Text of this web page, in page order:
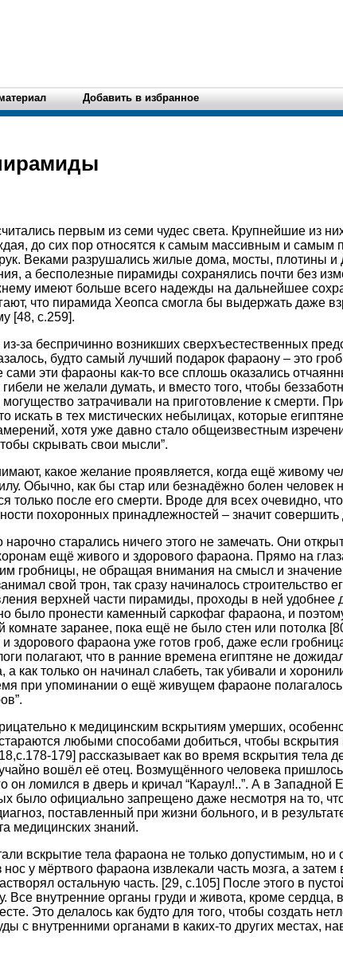
Добавить в избранное
первым из семи чудес света. Крупнейшие из
до сих пор относятся к самым массивным и самым
Веками разрушались жилые дома, мосты, плотины и
а бесполезные пирамиды сохранялись почти без
имеют больше всего надежды на дальнейшее
что пирамида Хеопса смогла бы выдержать даже
[48, c.259].
за беспричинно возникших сверхъестественных
будто самый лучший подарок фараону – это
эти фараоны как-то все сплошь оказались
не желали думать, и вместо того, чтобы
затрачивали на приготовление к смерти.
искать в тех мистических небылицах, которые
хотя уже давно стало общеизвестным
скрывать свои мысли”.
какое желание проявляется, когда ещё живому
Обычно, как бы стар или безнадёжно болен человек
только после его смерти. Вроде для всех очевидно,
похоронных принадлежностей – значит совершить
нарочно старались ничего этого не замечать. Они
ещё живого и здорового фараона. Прямо на
им гробницы, не обращая внимания на смысл и
свой трон, так сразу начиналось строительство
верхней части пирамиды, проходы в ней удобнее
было пронести каменный саркофаг фараона, и
комнате заранее, пока ещё не было стен или потолка
здорового фараона уже готов гроб, даже если
полагают, что в ранние времена египтяне не
как только он начинал слабеть, так убивали и
при упоминании о ещё живущем фараоне полагалось
к медицинским вскрытиям умерших,
любыми способами добиться, чтобы вскрытия
179] рассказывает как во время вскрытия тела
вошёл её отец. Возмущённого человека пришлось
он ломился в дверь и кричал “Караул!..”. А в Западной
было официально запрещено даже несмотря на то, что
поставленный при жизни больного, и в
медицинских знаний.
вскрытие тела фараона не только допустимым, но и
у мёртвого фараона извлекали часть мозга, а затем
остальную часть. [29, c.105] После этого в
Все внутренние органы груди и живота, кроме сердца,
Это делалось как будто для того, чтобы создать
с внутренними органами в каких-то других местах,